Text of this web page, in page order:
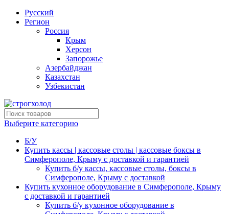
Русский
Регион
Россия
Крым
Херсон
Запорожье
Азербайджан
Казахстан
Узбекистан
Выберите категорию
Б/У
Купить кассы | кассовые столы | кассовые боксы в
Симферополе, Крыму с доставкой и гарантией
Купить б/у кассы, кассовые столы, боксы в
Симферополе, Крыму с доставкой
Купить кухонное оборудование в Симферополе, Крыму
с доставкой и гарантией
Купить б/у кухонное оборудование в